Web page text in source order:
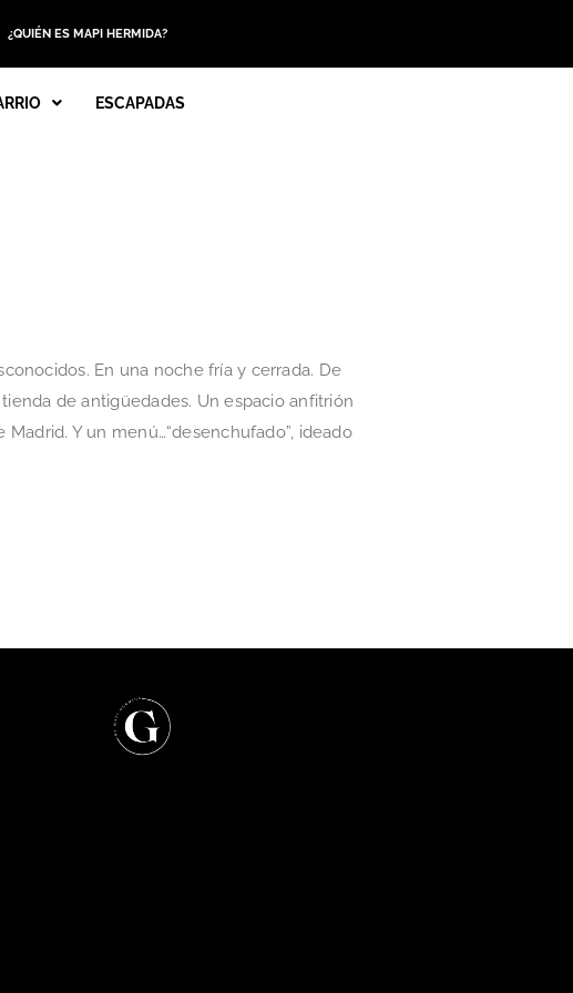
¿QUIÉN ES MAPI HERMIDA?
ESCAPADAS
En una noche fría y cerrada. De
de antigüedades. Un espacio anfitrión
Y un menú…“desenchufado”, ideado